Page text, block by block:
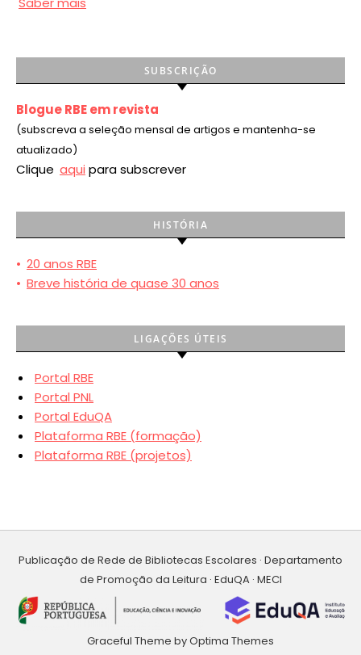
SUBSCRIÇÃO
Blogue RBE em revista
(subscreva a seleção mensal de artigos e mantenha-se
atualizado)
Clique aqui para subscrever
HISTÓRIA
• 20 anos RBE
• Breve história de quase 30 anos
LIGAÇÕES ÚTEIS
Portal RBE
Portal PNL
Portal EduQA
Plataforma RBE (formação)
Plataforma RBE (projetos)
Publicação de Rede de Bibliotecas Escolares · Departamento
de Promoção da Leitura · EduQA · MECI
Graceful Theme byOptima Themes